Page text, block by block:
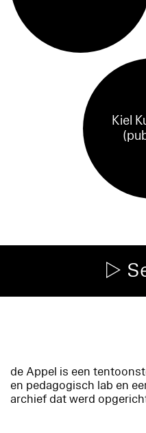
Kiel
de Appel is een
en pedagogisch lab en
archief dat werd